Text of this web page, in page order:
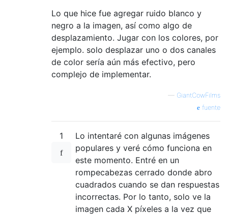
Lo que hice fue agregar ruido blanco y
negro a la imagen, así como algo de
desplazamiento. Jugar con los colores, por
ejemplo. solo desplazar uno o dos canales
de color sería aún más efectivo, pero
complejo de implementar.
— GiantCowFilms
fuente
1
Lo intentaré con algunas imágenes
populares y veré cómo funciona en
este momento. Entré en un
rompecabezas cerrado donde abro
cuadrados cuando se dan respuestas
incorrectas. Por lo tanto, solo ve la
imagen cada X píxeles a la vez que